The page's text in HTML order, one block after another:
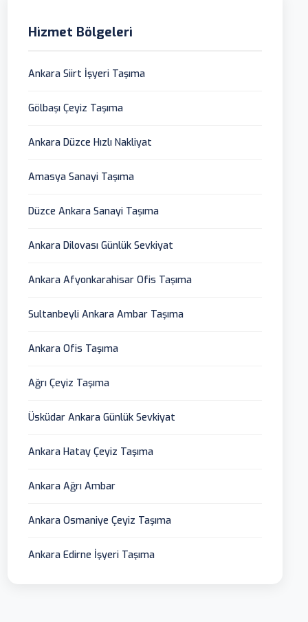
Hizmet Bölgeleri
Ankara Siirt İşyeri Taşıma
Gölbaşı Çeyiz Taşıma
Ankara Düzce Hızlı Nakliyat
Amasya Sanayi Taşıma
Düzce Ankara Sanayi Taşıma
Ankara Dilovası Günlük Sevkiyat
Ankara Afyonkarahisar Ofis Taşıma
Sultanbeyli Ankara Ambar Taşıma
Ankara Ofis Taşıma
Ağrı Çeyiz Taşıma
Üsküdar Ankara Günlük Sevkiyat
Ankara Hatay Çeyiz Taşıma
Ankara Ağrı Ambar
Ankara Osmaniye Çeyiz Taşıma
Ankara Edirne İşyeri Taşıma